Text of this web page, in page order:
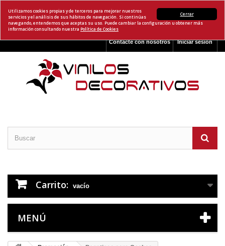
Cerrar
Utilizamos cookies propias y de terceros para mejorar nuestros
servicios y el análisis de sus hábitos de navegación. Si continúas
navegando, entendemos que aceptas su uso. Puede cambiar la configuración u obtener más
información consultando nuestra Política de Cookies
Iniciar sesión
Contacte con nosotros
Carrito: vacío
MENÚ